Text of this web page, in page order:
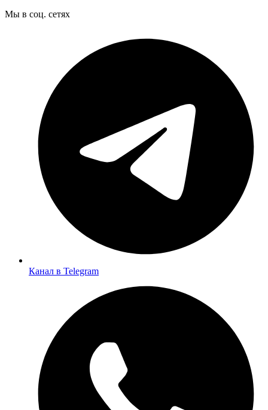
Мы в соц. сетях
Канал в Telegram